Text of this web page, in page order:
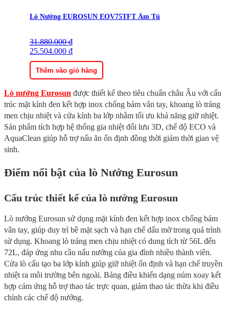
Lò Nướng EUROSUN EOV75TFT Âm Tủ
31.880.000₫
Giá
gốc
là:
31.880.000 ₫.
25.504.000 ₫
Giá
hiện
tại
là:
25.504.000 ₫.
Thêm vào giỏ hàng
Lò nướng Eurosun được thiết kế theo tiêu chuẩn châu Âu với cấu
trúc mặt kính đen kết hợp inox chống bám vân tay, khoang lò tráng
men chịu nhiệt và cửa kính ba lớp nhằm tối ưu khả năng giữ nhiệt.
Sản phẩm tích hợp hệ thống gia nhiệt đối lưu 3D, chế độ ECO và
AquaClean giúp hỗ trợ nấu ăn ổn định đồng thời giảm thời gian vệ
sinh.
Điểm nổi bật của lò Nướng Eurosun
Cấu trúc thiết kế của lò nướng Eurosun
Lò nướng Eurosun sử dụng mặt kính đen kết hợp inox chống bám
vân tay, giúp duy trì bề mặt sạch và hạn chế dấu mờ trong quá trình
sử dụng. Khoang lò tráng men chịu nhiệt có dung tích từ 56L đến
72L, đáp ứng nhu cầu nấu nướng của gia đình nhiều thành viên.
Cửa lò cấu tạo ba lớp kính giúp giữ nhiệt ổn định và hạn chế truyền
nhiệt ra môi trường bên ngoài. Bảng điều khiển dạng núm xoay kết
hợp cảm ứng hỗ trợ thao tác trực quan, giảm thao tác thừa khi điều
chỉnh các chế độ nướng.